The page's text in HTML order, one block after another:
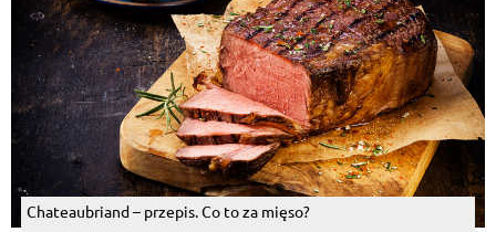
Chateaubriand – przepis. Co to za mięso?